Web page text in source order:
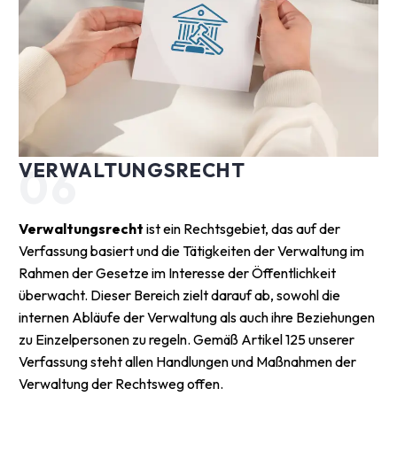
06
VERWALTUNGSRECHT
Verwaltungsrecht ist ein Rechtsgebiet, das auf der
Verfassung basiert und die Tätigkeiten der Verwaltung im
Rahmen der Gesetze im Interesse der Öffentlichkeit
überwacht. Dieser Bereich zielt darauf ab, sowohl die
internen Abläufe der Verwaltung als auch ihre Beziehungen
zu Einzelpersonen zu regeln. Gemäß Artikel 125 unserer
Verfassung steht allen Handlungen und Maßnahmen der
Verwaltung der Rechtsweg offen.